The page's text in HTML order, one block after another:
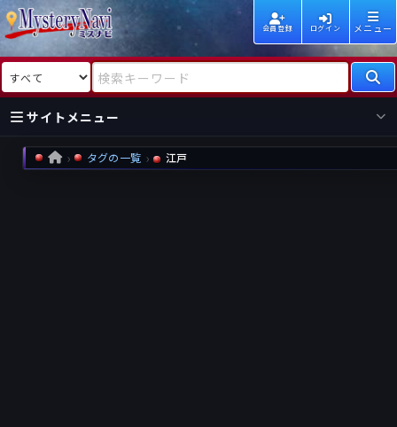
会員登録 ログイン メニュー
検索対象 検索キーワード
サイトメニュー
国内
海外
HOME タグの一覧 江戸